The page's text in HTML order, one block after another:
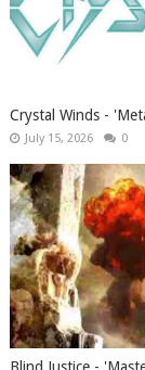
Crystal Winds -
July 15, 2026 0